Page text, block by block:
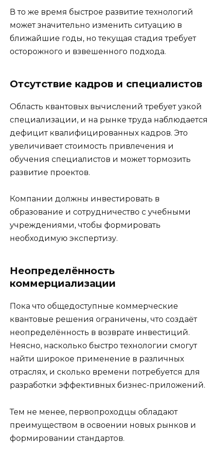
В то же время быстрое развитие технологий
может значительно изменить ситуацию в
ближайшие годы, но текущая стадия требует
осторожного и взвешенного подхода.
Отсутствие кадров и специалистов
Область квантовых вычислений требует узкой
специализации, и на рынке труда наблюдается
дефицит квалифицированных кадров. Это
увеличивает стоимость привлечения и
обучения специалистов и может тормозить
развитие проектов.
Компании должны инвестировать в
образование и сотрудничество с учебными
учреждениями, чтобы формировать
необходимую экспертизу.
Неопределённость
коммерциализации
Пока что общедоступные коммерческие
квантовые решения ограничены, что создаёт
неопределённость в возврате инвестиций.
Неясно, насколько быстро технологии смогут
найти широкое применение в различных
отраслях, и сколько времени потребуется для
разработки эффективных бизнес-приложений.
Тем не менее, первопроходцы обладают
преимуществом в освоении новых рынков и
формировании стандартов.